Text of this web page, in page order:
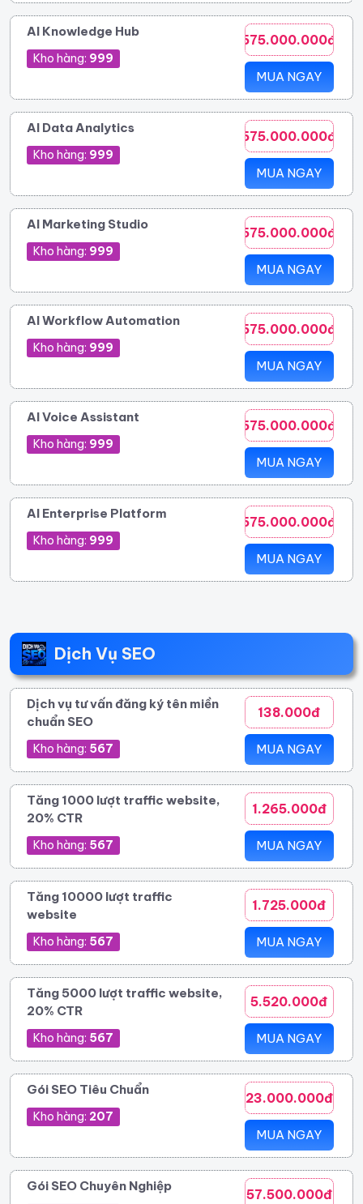
AI Knowledge Hub
Kho hàng: 999
575.000.000đ
MUA NGAY
AI Data Analytics
Kho hàng: 999
575.000.000đ
MUA NGAY
AI Marketing Studio
Kho hàng: 999
575.000.000đ
MUA NGAY
AI Workflow Automation
Kho hàng: 999
575.000.000đ
MUA NGAY
AI Voice Assistant
Kho hàng: 999
575.000.000đ
MUA NGAY
AI Enterprise Platform
Kho hàng: 999
575.000.000đ
MUA NGAY
Dịch Vụ SEO
Dịch vụ tư vấn đăng ký tên miền
chuẩn SEO
Kho hàng: 567
138.000đ
MUA NGAY
Tăng 1000 lượt traffic website,
20% CTR
Kho hàng: 567
1.265.000đ
MUA NGAY
Tăng 10000 lượt traffic
website
Kho hàng: 567
1.725.000đ
MUA NGAY
Tăng 5000 lượt traffic website,
20% CTR
Kho hàng: 567
5.520.000đ
MUA NGAY
Gói SEO Tiêu Chuẩn
Kho hàng: 207
23.000.000đ
MUA NGAY
Gói SEO Chuyên Nghiệp
57.500.000đ